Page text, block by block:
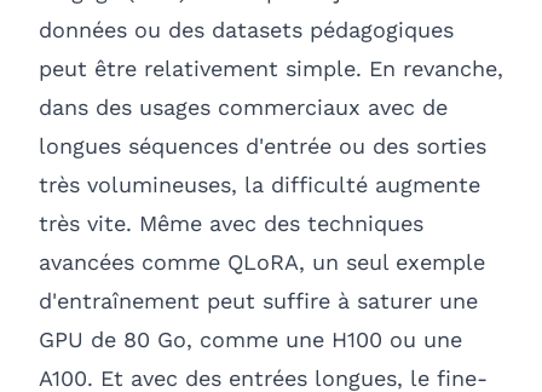
données ou des datasets pédagogiques
peut être relativement simple. En revanche,
dans des usages commerciaux avec de
longues séquences d'entrée ou des sorties
très volumineuses, la difficulté augmente
très vite. Même avec des techniques
avancées comme QLoRA, un seul exemple
d'entraînement peut suffire à saturer une
GPU de 80 Go, comme une H100 ou une
A100. Et avec des entrées longues, le fine-